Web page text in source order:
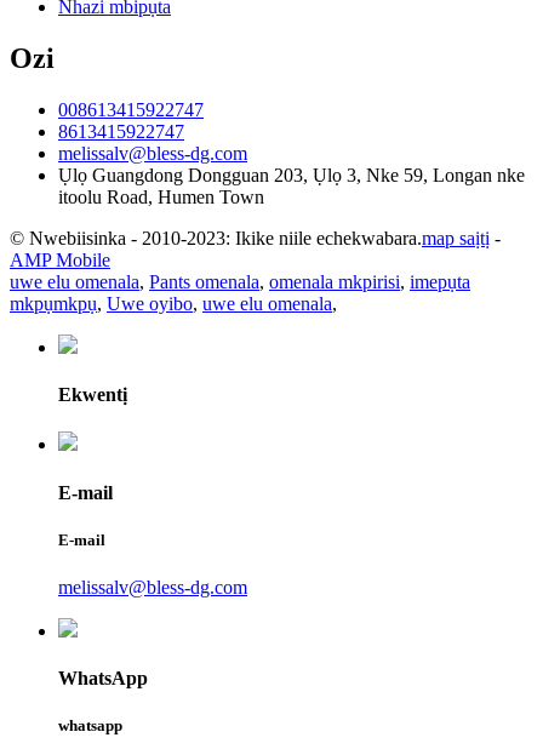
Nhazi mbipụta
Ozi
008613415922747
8613415922747
melissalv@bless-dg.com
Ụlọ Guangdong Dongguan 203, Ụlọ 3, Nke 59, Longan nke
itoolu Road, Humen Town
© Nwebiisinka - 2010-2023: Ikike niile echekwabara.map saịtị -
AMP Mobile
uwe elu omenala, Pants omenala, omenala mkpirisi, imepụta
mkpụmkpụ, Uwe oyibo, uwe elu omenala,
Ekwentị
E-mail
E-mail
melissalv@bless-dg.com
WhatsApp
whatsapp